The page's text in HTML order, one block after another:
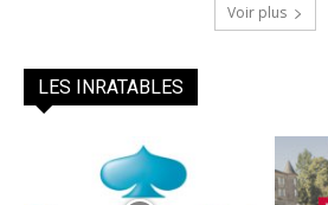
Voir plus
LES INRATABLES